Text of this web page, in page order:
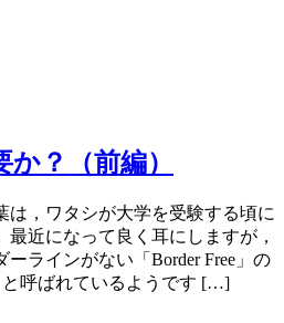
か？（前編）
は，ワタシが大学を受験する頃に
近になって良く耳にしますが，
ラインがない「Border Free」の
呼ばれているようです […]